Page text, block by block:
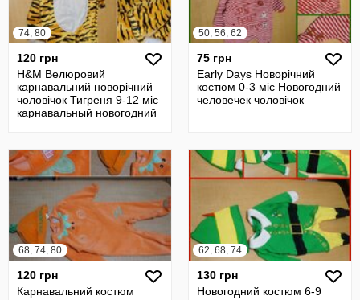
74, 80
120 грн
H&M Велюровий
карнавальний новорічний
чоловічок Тигреня 9-12 міс
карнавальный новогодний
50, 56, 62
75 грн
Early Days Новорічний
костюм 0-3 міс Новогодний
человечек чоловічок
68, 74, 80
120 грн
Карнавальний костюм
62, 68, 74
130 грн
Новогодний костюм 6-9